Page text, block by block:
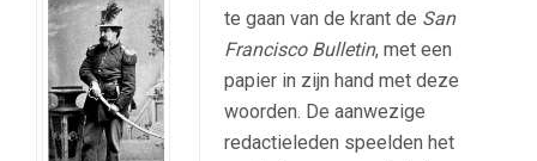
te gaan van de krant de San
Francisco Bulletin, met een
papier in zijn hand met deze
woorden. De aanwezige
redactieleden speelden het